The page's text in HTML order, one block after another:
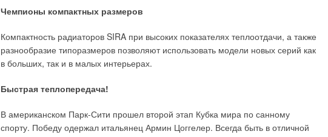
Чемпионы компактных размеров
Компактность радиаторов SIRA при высоких показателях теплоотдачи, а также
разнообразие типоразмеров позволяют использовать модели новых серий как
в больших, так и в малых интерьерах.
Быстрая теплопередача!
В американском Парк-Сити прошел второй этап Кубка мира по санному
спорту. Победу одержал итальянец Армин Цоггелер. Всегда быть в отличной
Основные преимущества материала FURANFLEX:
монолитность;
возможность использования для дымоходов любой длины
и диаметра;
установка для любой формы трубы по сечению дымохода;
гладкая внутренняя поверхность;
30 лет заводской гарантии.